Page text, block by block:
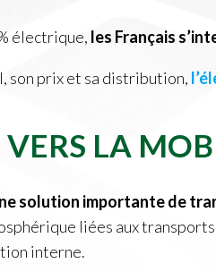
électrique, les Français
son prix et sa distribution,
LA
solution importante de
liées aux
interne.